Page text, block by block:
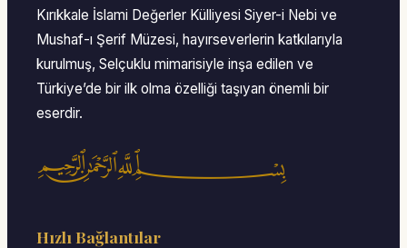
Kırıkkale İslami Değerler Külliyesi Siyer-i Nebi ve
Mushaf-ı Şerif Müzesi, hayırseverlerin katkılarıyla
kurulmuş, Selçuklu mimarisiyle inşa edilen ve
Türkiye’de bir ilk olma özelliği taşıyan önemli bir
eserdir.
﷽
Hızlı Bağlantılar